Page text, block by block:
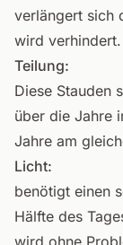
verlängert sich
wird verhindert.
Teilung:
Diese Stauden
über die Jahre
Jahre am
Licht:
benötigt einen
Hälfte des
wird ohne